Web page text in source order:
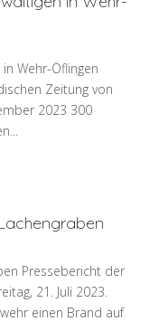
Wehr-Öflingen
Zeitung von
2023 300
Pressebericht der
21. Juli 2023.
einen Brand auf